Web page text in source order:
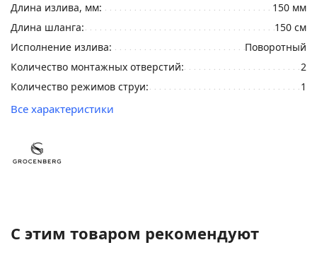
Длина излива, мм:
150 мм
Длина шланга:
150 см
Исполнение излива:
Поворотный
Количество монтажных отверстий:
2
Количество режимов струи:
1
Все характеристики
С этим товаром рекомендуют